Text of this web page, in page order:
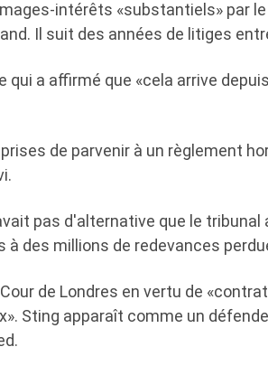
intérêts «substantiels» par
Il suit des années de litiges
qui a affirmé que «cela arrive
de parvenir à un règlement
pas d'alternative que le tribunal
des millions de redevances
de Londres en vertu de
Sting apparaît comme un